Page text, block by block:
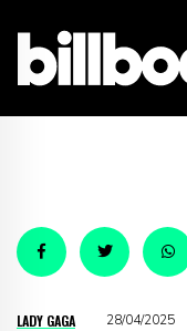
LADY GAGA 28/04/2025